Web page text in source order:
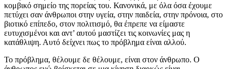
κομβικό σημείο της πορείας του. Κανονικά, με όλα όσα έχουμε
πετύχει σαν άνθρωποι στην υγεία, στην παιδεία, στην πρόνοια, στο
βιοτικό επίπεδο, στον πολιτισμό, θα έπρεπε να είμαστε
ευτυχισμένοι και αντ’ αυτού μαστίζει τις κοινωνίες μας η
κατάθλιψη. Αυτό δείχνει πως το πρόβλημα είναι αλλού.
Το πρόβλημα, θέλουμε δε θέλουμε, είναι στον άνθρωπο. Ο